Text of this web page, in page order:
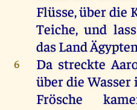
Flüsse,überdie
Teiche,und
dasLand
6 Da streckte
überdie Wasser
Frösche